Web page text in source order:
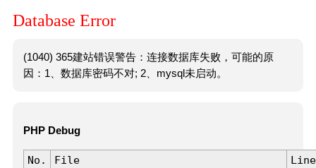
Database Error
(1040) 365建站错误警告：连接数据库失败，可能的原
因：1、数据库密码不对; 2、mysql未启动。
PHP Debug
No. File
Line